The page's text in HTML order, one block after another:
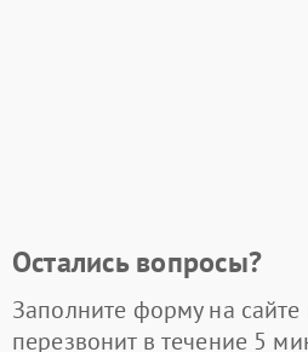
Остались вопросы?
Заполните форму на
перезвонит в течение 5